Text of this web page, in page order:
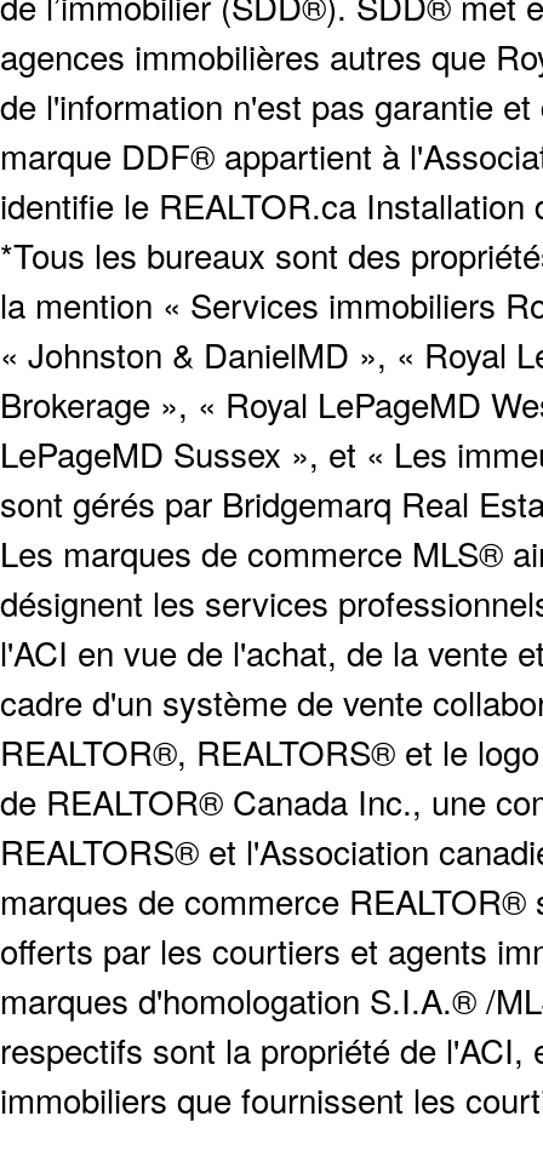
agences immobilières autres que
de l'information n'est pas garantie
marque DDF® appartient à
identifie le REALTOR.ca
*Tous les bureaux sont des
la mention « Services immobiliers
« Johnston & DanielMD », « Royal
Brokerage », « Royal LePageMD
LePageMD Sussex », et « Les
sont gérés par Bridgemarq Real
Les marques de commerce MLS®
désignent les services
l'ACI en vue de l'achat, de la vente
cadre d'un système de vente
REALTOR®, REALTORS® et le
de REALTOR® Canada Inc., une
REALTORS® et l'Association
marques de commerce
offerts par les courtiers et agents
marques d'homologation S.I.A.® /
respectifs sont la propriété de
immobiliers que fournissent les